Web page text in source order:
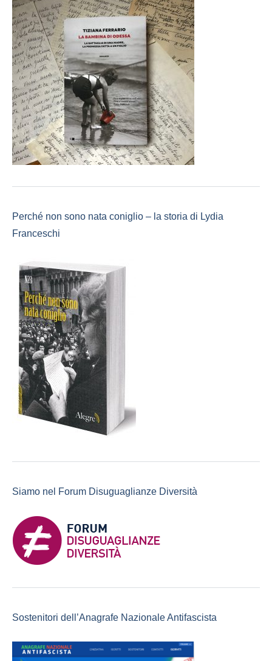
Perché non sono nata coniglio – la storia di Lydia
Franceschi
Siamo nel Forum Disuguaglianze Diversità
Sostenitori dell’Anagrafe Nazionale Antifascista